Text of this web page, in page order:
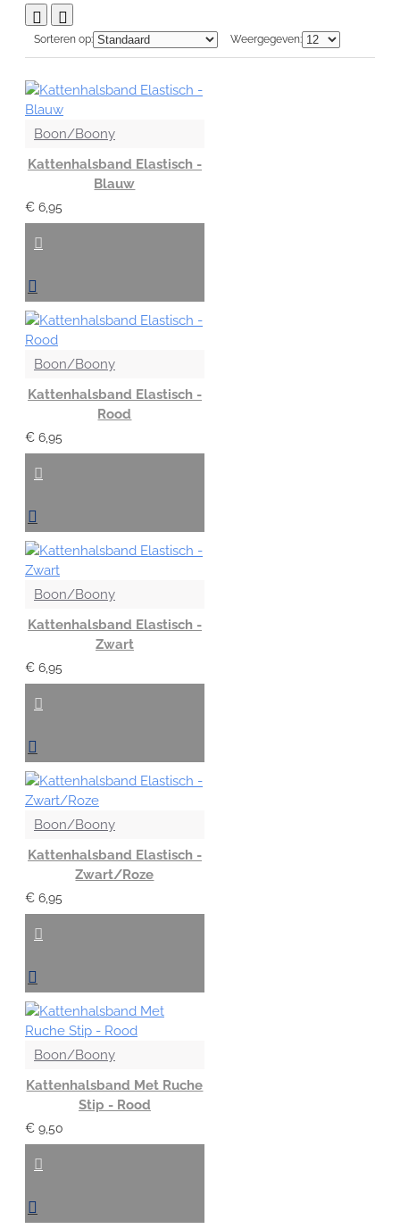
Sorteren op: Weergegeven:
Boon/Boony
Kattenhalsband Elastisch -
Blauw
€ 6,95
Boon/Boony
Kattenhalsband Elastisch -
Rood
€ 6,95
Boon/Boony
Kattenhalsband Elastisch -
Zwart
€ 6,95
Boon/Boony
Kattenhalsband Elastisch -
Zwart/Roze
€ 6,95
Boon/Boony
Kattenhalsband Met Ruche
Stip - Rood
€ 9,50